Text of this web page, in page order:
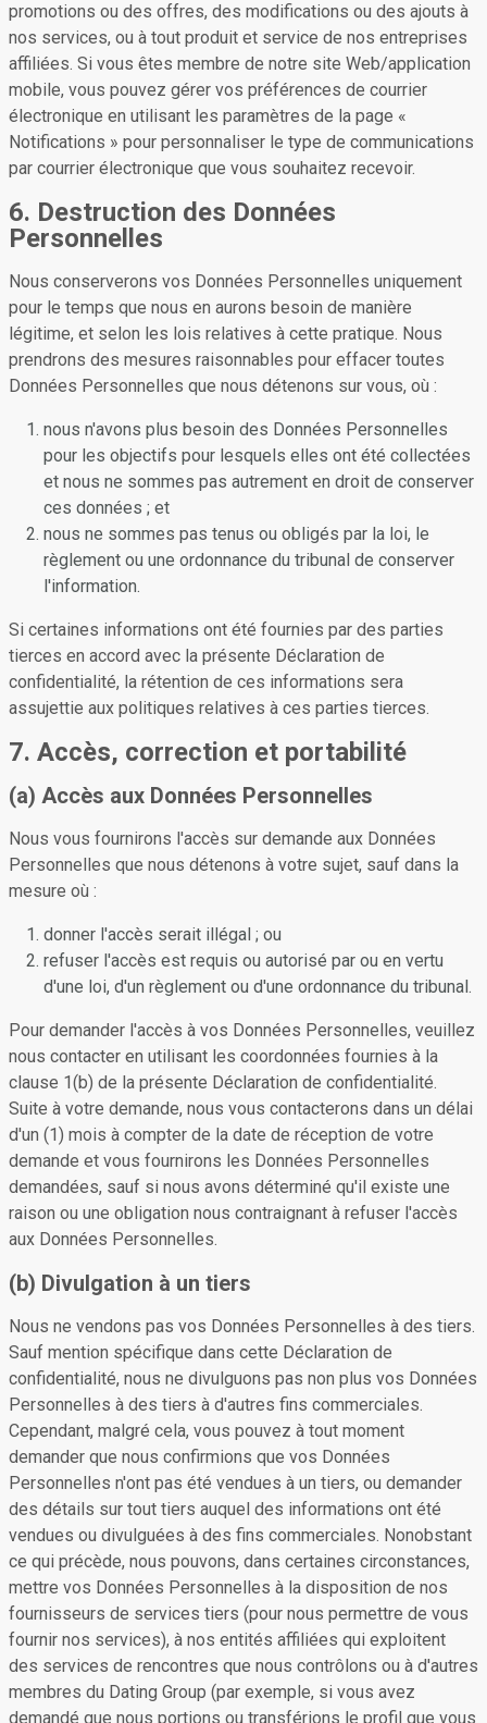
promotions ou des offres, des modifications ou des ajouts à
nos services, ou à tout produit et service de nos entreprises
affiliées. Si vous êtes membre de notre site Web/application
mobile, vous pouvez gérer vos préférences de courrier
électronique en utilisant les paramètres de la page «
Notifications » pour personnaliser le type de communications
par courrier électronique que vous souhaitez recevoir.
6. Destruction des Données
Personnelles
Nous conserverons vos Données Personnelles uniquement
pour le temps que nous en aurons besoin de manière
légitime, et selon les lois relatives à cette pratique. Nous
prendrons des mesures raisonnables pour effacer toutes
Données Personnelles que nous détenons sur vous, où :
nous n'avons plus besoin des Données Personnelles
pour les objectifs pour lesquels elles ont été collectées
et nous ne sommes pas autrement en droit de conserver
ces données ; et
nous ne sommes pas tenus ou obligés par la loi, le
règlement ou une ordonnance du tribunal de conserver
l'information.
Si certaines informations ont été fournies par des parties
tierces en accord avec la présente Déclaration de
confidentialité, la rétention de ces informations sera
assujettie aux politiques relatives à ces parties tierces.
7. Accès, correction et portabilité
(a) Accès aux Données Personnelles
Nous vous fournirons l'accès sur demande aux Données
Personnelles que nous détenons à votre sujet, sauf dans la
mesure où :
donner l'accès serait illégal ; ou
refuser l'accès est requis ou autorisé par ou en vertu
d'une loi, d'un règlement ou d'une ordonnance du tribunal.
Pour demander l'accès à vos Données Personnelles, veuillez
nous contacter en utilisant les coordonnées fournies à la
clause 1(b) de la présente Déclaration de confidentialité.
Suite à votre demande, nous vous contacterons dans un délai
d'un (1) mois à compter de la date de réception de votre
demande et vous fournirons les Données Personnelles
demandées, sauf si nous avons déterminé qu'il existe une
raison ou une obligation nous contraignant à refuser l'accès
aux Données Personnelles.
(b) Divulgation à un tiers
Nous ne vendons pas vos Données Personnelles à des tiers.
Sauf mention spécifique dans cette Déclaration de
confidentialité, nous ne divulguons pas non plus vos Données
Personnelles à des tiers à d'autres fins commerciales.
Cependant, malgré cela, vous pouvez à tout moment
demander que nous confirmions que vos Données
Personnelles n'ont pas été vendues à un tiers, ou demander
des détails sur tout tiers auquel des informations ont été
vendues ou divulguées à des fins commerciales. Nonobstant
ce qui précède, nous pouvons, dans certaines circonstances,
mettre vos Données Personnelles à la disposition de nos
fournisseurs de services tiers (pour nous permettre de vous
fournir nos services), à nos entités affiliées qui exploitent
des services de rencontres que nous contrôlons ou à d'autres
membres du Dating Group (par exemple, si vous avez
demandé que nous portions ou transférions le profil que vous